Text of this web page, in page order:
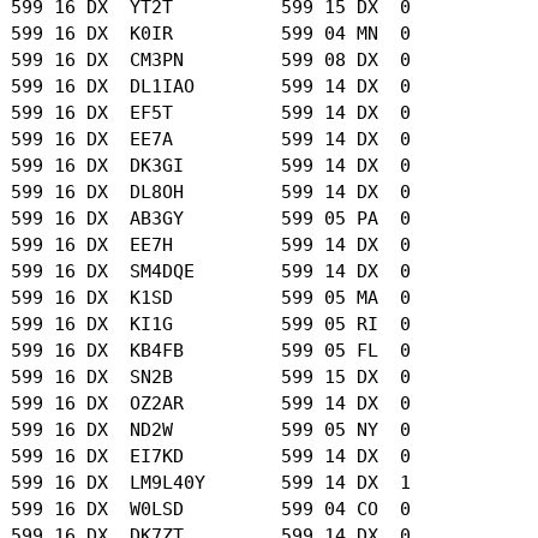
599 16 DX  YT2T          599 15 DX  0
599 16 DX  K0IR          599 04 MN  0
16 DX  CM3PN         599 08 DX  0
16 DX  DL1IAO        599 14 DX  0
599 16 DX  EF5T          599 14 DX  0
599 16 DX  EE7A          599 14 DX  0
599 16 DX  DK3GI         599 14 DX  0
16 DX  DL8OH         599 14 DX  0
16 DX  AB3GY         599 05 PA  0
599 16 DX  EE7H          599 14 DX  0
16 DX  SM4DQE        599 14 DX  0
599 16 DX  K1SD          599 05 MA  0
599 16 DX  KI1G          599 05 RI  0
599 16 DX  KB4FB         599 05 FL  0
599 16 DX  SN2B          599 15 DX  0
16 DX  OZ2AR         599 14 DX  0
16 DX  ND2W          599 05 NY  0
599 16 DX  EI7KD         599 14 DX  0
16 DX  LM9L40Y       599 14 DX  1
16 DX  W0LSD         599 04 CO  0